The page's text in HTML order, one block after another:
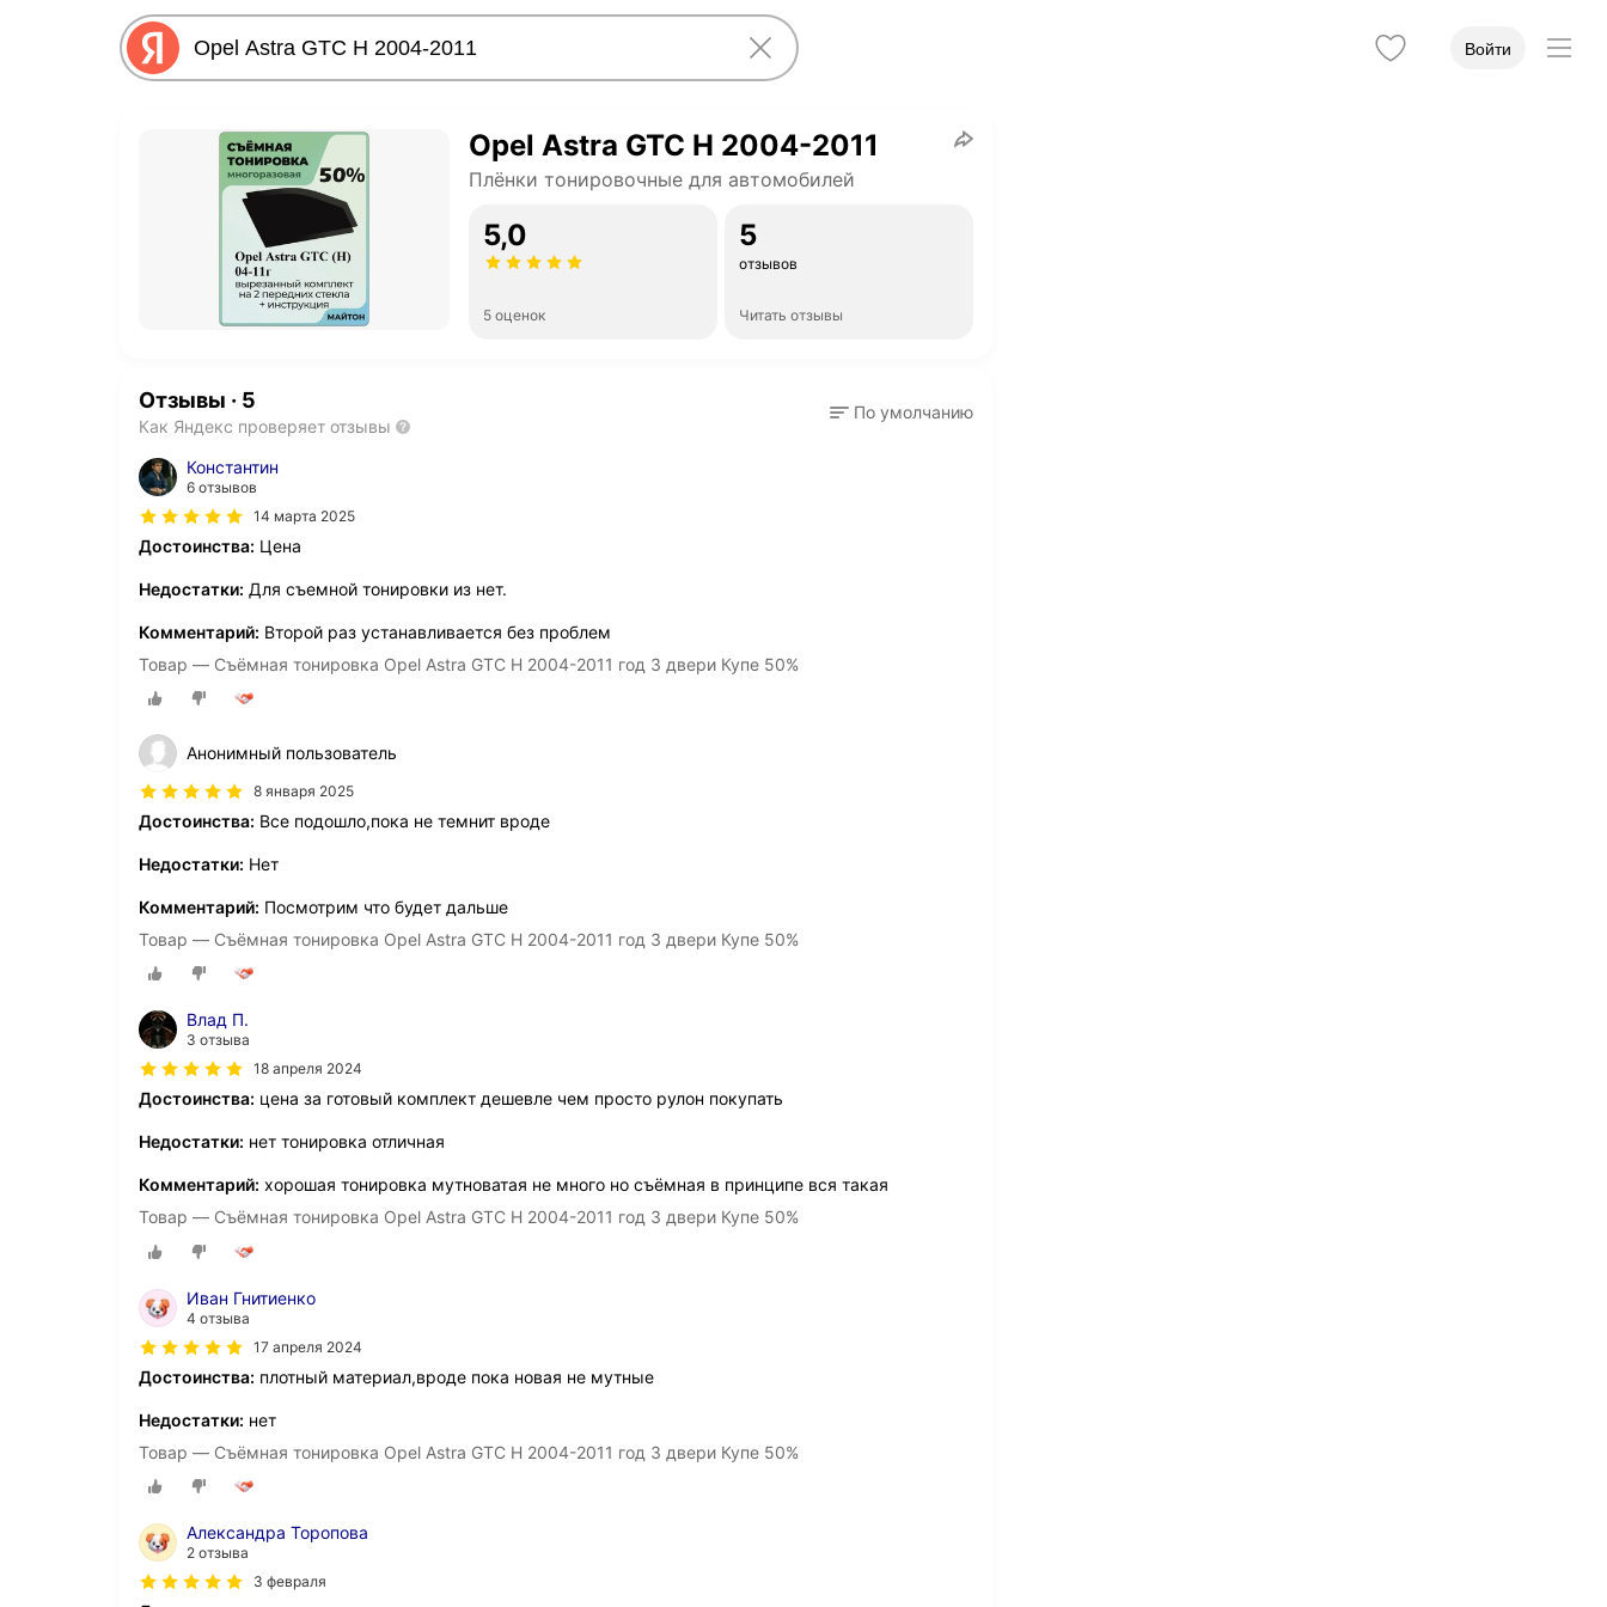
Войти
Opel Astra GTC H 2004-2011
Плёнки тонировочные для автомобилей
5,0
5 оценок
5
отзывов
Читать отзывы
Отзывы · 5
Как Яндекс проверяет отзывы
По умолчанию
Константин
6 отзывов
14 марта 2025
Достоинства: Цена
Недостатки: Для съемной тонировки из нет.
Комментарий: Второй раз устанавливается без проблем
Товар — Съёмная тонировка Opel Astra GTC H 2004-2011 год 3 двери Купе 50%
Анонимный пользователь
8 января 2025
Достоинства: Все подошло,пока не темнит вроде
Недостатки: Нет
Комментарий: Посмотрим что будет дальше
Товар — Съёмная тонировка Opel Astra GTC H 2004-2011 год 3 двери Купе 50%
Влад П.
3 отзыва
18 апреля 2024
Достоинства: цена за готовый комплект дешевле чем просто рулон покупать
Недостатки: нет тонировка отличная
Комментарий: хорошая тонировка мутноватая не много но съёмная в принципе вся такая
Товар — Съёмная тонировка Opel Astra GTC H 2004-2011 год 3 двери Купе 50%
Иван Гнитиенко
4 отзыва
17 апреля 2024
Достоинства: плотный материал,вроде пока новая не мутные
Недостатки: нет
Товар — Съёмная тонировка Opel Astra GTC H 2004-2011 год 3 двери Купе 50%
Александра Торопова
2 отзыва
3 февраля